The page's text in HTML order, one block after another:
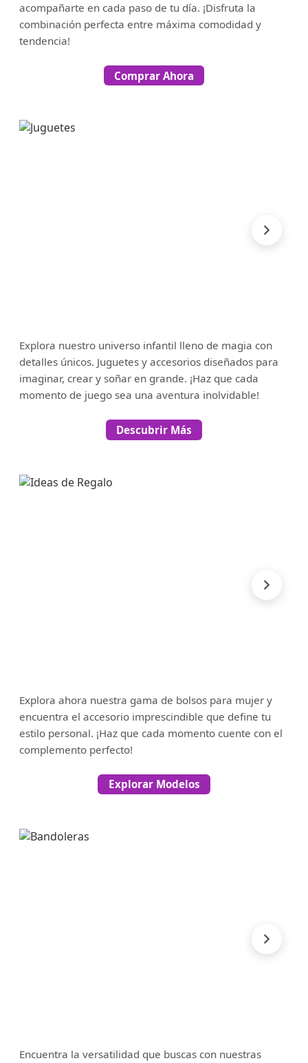
acompañarte en cada paso de tu día. ¡Disfruta la
combinación perfecta entre máxima comodidad y
tendencia!
Comprar Ahora
Explora nuestro universo infantil lleno de magia con
detalles únicos. Juguetes y accesorios diseñados para
imaginar, crear y soñar en grande. ¡Haz que cada
momento de juego sea una aventura inolvidable!
Descubrir Más
Explora ahora nuestra gama de bolsos para mujer y
encuentra el accesorio imprescindible que define tu
estilo personal. ¡Haz que cada momento cuente con el
complemento perfecto!
Explorar Modelos
Encuentra la versatilidad que buscas con nuestras